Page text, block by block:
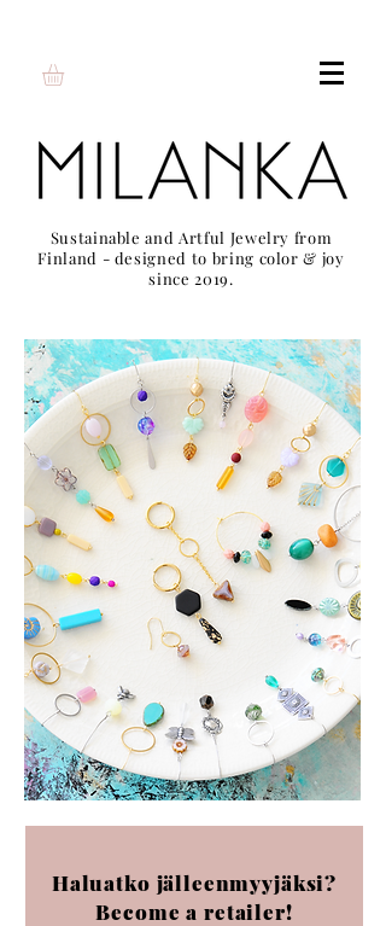
Sustainable and Artful Jewelry from
Finland - designed to bring color & joy
since 2019.
Haluatko jälleenmyyjäksi?
Become a retailer!